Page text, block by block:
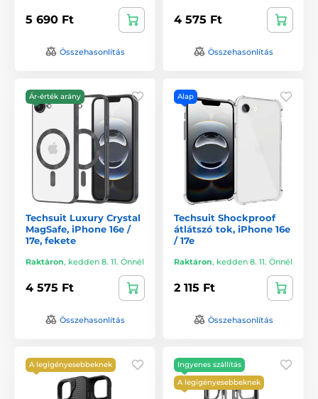
5 690 Ft
Összehasonlítás
4 575 Ft
Összehasonlítás
Ár-érték arány
Techsuit Luxury Crystal
MagSafe, iPhone 16e /
17e, fekete
Raktáron, kedden 8. 11. Önnél
4 575 Ft
Összehasonlítás
Alap
Techsuit Shockproof
átlátszó tok, iPhone 16e
/ 17e
Raktáron, kedden 8. 11. Önnél
2 115 Ft
Összehasonlítás
A legigényesebbeknek
Ingyenes szállítás
A legigényesebbeknek